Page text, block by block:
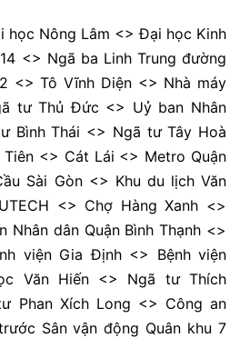
học Nông Lâm <> Đại học Kinh
<> Ngã ba Linh Trung đường
<> Tô Vĩnh Diện <> Nhà máy
tư Thủ Đức <> Uỷ ban Nhân
Bình Thái <> Ngã tư Tây Hoà
Tiên <> Cát Lái <> Metro Quận
Sài Gòn <> Khu du lịch Văn
<> Chợ Hàng Xanh <>
Nhân dân Quận Bình Thạnh <>
viện Gia Định <> Bệnh viện
Văn Hiến <> Ngã tư Thích
Phan Xích Long <> Công an
Sân vận động Quân khu 7